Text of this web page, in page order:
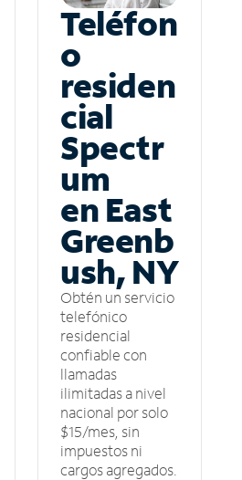
Teléfon
o
residen
cial
Spectr
um
en East
Greenb
ush, NY
Obtén un servicio
telefónico
residencial
confiable con
llamadas
ilimitadas a nivel
nacional por solo
$15/mes, sin
impuestos ni
cargos agregados.